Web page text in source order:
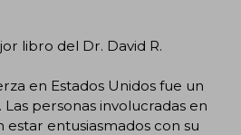
libro del Dr. David R.
en Estados Unidos fue un
personas involucradas en
estar entusiasmados con su